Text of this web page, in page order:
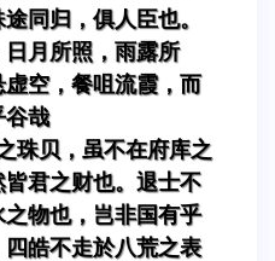
同归，俱人臣也。
月所照，雨露所
空，餐咀流霞，而
谷哉
珠贝，虽不在府库之
君之财也。退士不
物也，岂非国有乎
皓不走於八荒之表